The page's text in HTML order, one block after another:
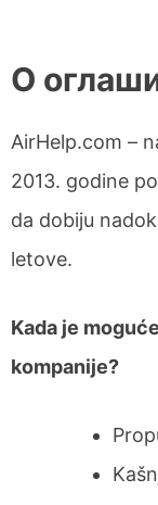
О
AirHelp.com –
2013. godine
da dobiju
letove.
Kada je
kompanije?